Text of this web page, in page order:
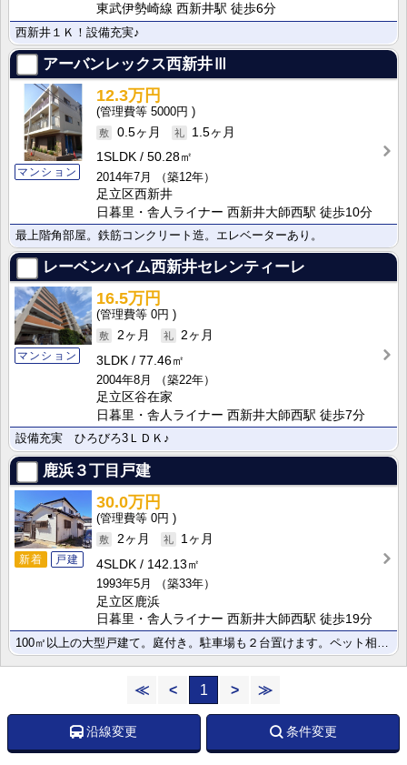
東武伊勢崎線 西新井駅 徒歩6分
西新井１Ｋ！設備充実♪
アーバンレックス西新井Ⅲ
マンション
12.3万円
5000円
0.5ヶ月
1.5ヶ月
1SLDK
50.28㎡
2014年7月
（築12年）
足立区西新井
日暮里・舎人ライナー 西新井大師西駅 徒歩10分
最上階角部屋。鉄筋コンクリート造。エレベーターあり。
レーベンハイム西新井セレンティーレ
マンション
16.5万円
0円
2ヶ月
2ヶ月
3LDK
77.46㎡
2004年8月
（築22年）
足立区谷在家
日暮里・舎人ライナー 西新井大師西駅 徒歩7分
設備充実 ひろびろ3ＬＤＫ♪
鹿浜３丁目戸建
新着 戸建
30.0万円
0円
2ヶ月
1ヶ月
4SLDK
142.13㎡
1993年5月
（築33年）
足立区鹿浜
日暮里・舎人ライナー 西新井大師西駅 徒歩19分
≪ < 1 > ≫
沿線変更 条件変更